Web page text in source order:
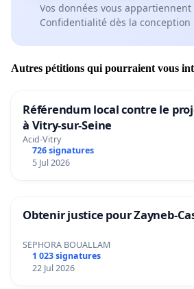
Vos données vous appartiennent
Confidentialité dès la conception
Autres pétitions qui pourraient vous
Référendum local contre le
à Vitry-sur-Seine
Acid-Vitry
726 signatures
5 Jul 2026
Obtenir justice pour Zayneb-
SEPHORA BOUALLAM
1 023 signatures
22 Jul 2026